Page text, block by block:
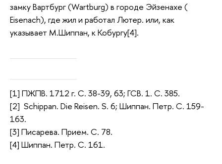
замку Вартбург (Wartburg) в городе Эйзенахе (
Eisenach), где жил и работал Лютер. или, как
указывает М.Шиппан, к Кобургу[4].
[1] ПЖПВ. 1712 г. С. 38-39, 63; ГСВ. 1. С. 385.
[2] Schippan. Die Reisen. S. 6; Шиппан. Петр. С. 159-
163.
[3] Писарева. Прием. С. 78.
[4] Шиппан. Петр. С. 161.